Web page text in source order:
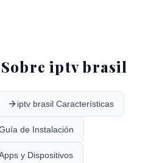
iptv brasil
iptv brasil Características
de Instalación
y Dispositivos